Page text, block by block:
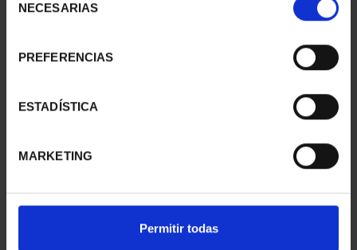
NECESARIAS
PREFERENCIAS
ESTADÍSTICA
MARKETING
Permitir todas
1 Productos encontrados
CIUDADES PATRIMONIO